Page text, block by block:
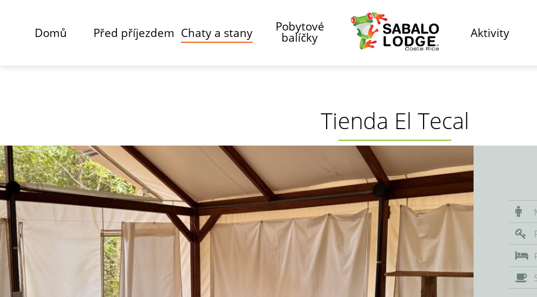
Domů Před příjezdem Chaty a stany Pobytové
balíčky Aktivity
Tienda El Tecal